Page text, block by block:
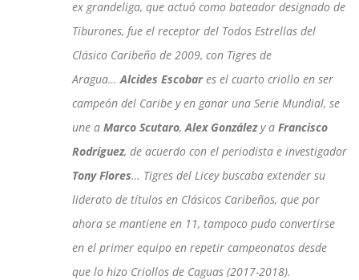
ex grandeliga, que actuó como bateador designado de
Tiburones, fue el receptor del Todos Estrellas del
Clásico Caribeño de 2009, con Tigres de
Aragua…Alcides Escobares el cuarto criollo en ser
campeón del Caribe y en ganar una Serie Mundial, se
une a Marco Scutaro,Alex Gonzálezy a Francisco
Rodríguez, de acuerdo con el periodista e investigador
Tony Flores… Tigres del Licey buscaba extender su
liderato de títulos en Clásicos Caribeños, que por
ahora se mantiene en 11, tampoco pudo convertirse
en el primer equipo en repetir campeonatos desde
que lo hizo Criollos de Caguas (2017-2018).